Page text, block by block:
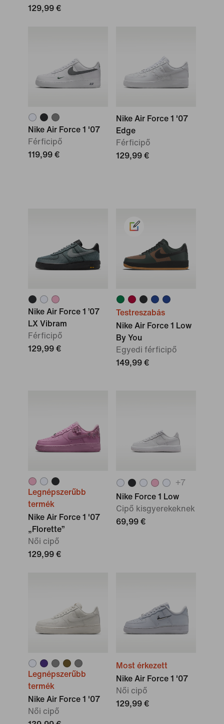
129,99 €
Nike Air Force 1 '07
Férficipő
119,99 €
Nike Air Force 1 '07
Edge
Férficipő
129,99 €
Nike Air Force 1 ’07
LX Vibram
Férficipő
129,99 €
Testreszabás
Nike Air Force 1 Low
By You
Egyedi férficipő
149,99 €
Legnépszerűbb
termék
Nike Air Force 1 '07
„Florette”
Női cipő
129,99 €
+7
Nike Force 1 Low
Cipő kisgyerekeknek
69,99 €
Legnépszerűbb
termék
Nike Air Force 1 '07
Női cipő
Most érkezett
Nike Air Force 1 '07
Női cipő
129,99 €